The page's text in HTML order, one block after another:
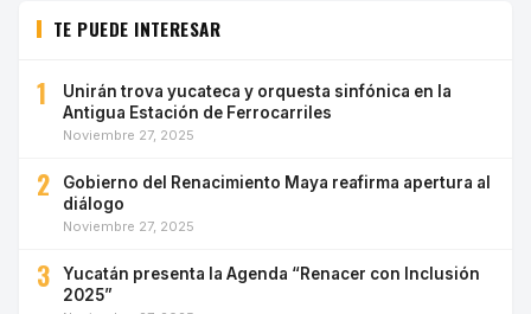
TE PUEDE INTERESAR
1
Unirán trova yucateca y orquesta sinfónica en la
Antigua Estación de Ferrocarriles
Noviembre 27, 2025
2
Gobierno del Renacimiento Maya reafirma apertura al
diálogo
Noviembre 27, 2025
3
Yucatán presenta la Agenda “Renacer con Inclusión
2025”